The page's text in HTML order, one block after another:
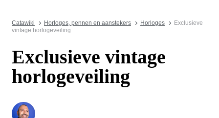
Catawiki Horloges, pennen en aanstekers Horloges
Exclusieve
vintage horlogeveiling
Exclusieve vintage
horlogeveiling